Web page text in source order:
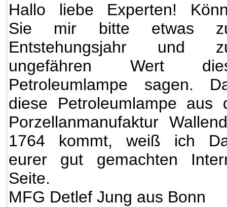
Hallo liebe Experten!
Sie mir bitte etwas
Entstehungsjahr und
ungefähren Wert
Petroleumlampe sagen.
diese Petroleumlampe aus
Porzellanmanufaktur
1764 kommt, weiß ich
eurer gut gemachten
Seite.
MFG Detlef Jung aus Bonn